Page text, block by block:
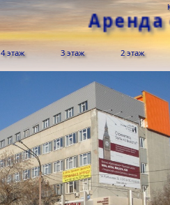
4 этаж 3 этаж 2 этаж